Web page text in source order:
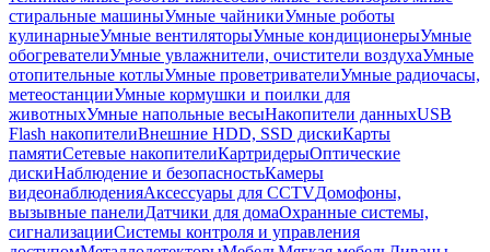
стиральные машиныУмные чайникиУмные роботы
кулинарныеУмные вентиляторыУмные кондиционерыУмные
обогревателиУмные увлажнители, очистители воздухаУмные
отопительные котлыУмные проветривателиУмные радиочасы,
метеостанцииУмные кормушки и поилки для
животныхУмные напольные весыНакопители данныхUSB
Flash накопителиВнешние HDD, SSD дискиКарты
памятиСетевые накопителиКартридерыОптические
дискиНаблюдение и безопасностьКамеры
видеонаблюденияАксессуары для CCTVДомофоны,
вызывные панелиДатчики для домаОхранные системы,
сигнализацииСистемы контроля и управления